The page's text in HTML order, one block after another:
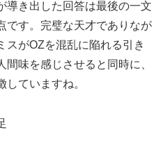
導き出した回答は最後の一文
です。完璧な天才でありなが
スがOZを混乱に陥れる引き
味を感じさせると同時に、
ていますね。